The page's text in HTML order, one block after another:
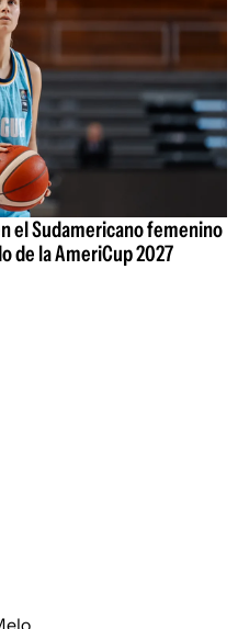
el Sudamericano femenino
de la AmeriCup 2027